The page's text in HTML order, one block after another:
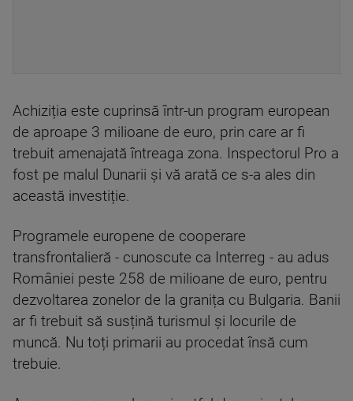
Achiziția este cuprinsă într-un program european
de aproape 3 milioane de euro, prin care ar fi
trebuit amenajată întreaga zona. Inspectorul Pro a
fost pe malul Dunarii și vă arată ce s-a ales din
această investiție.
Programele europene de cooperare
transfrontalieră - cunoscute ca Interreg - au adus
României peste 258 de milioane de euro, pentru
dezvoltarea zonelor de la granița cu Bulgaria. Banii
ar fi trebuit să susțină turismul și locurile de
muncă. Nu toți primarii au procedat însă cum
trebuie.